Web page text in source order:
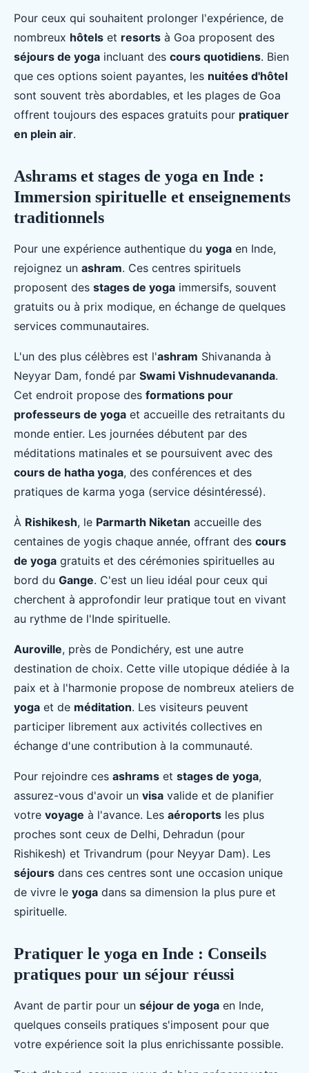
Pour ceux qui souhaitent prolonger l'expérience, de
nombreux hôtels et resorts à Goa proposent des
séjours de yoga incluant des cours quotidiens. Bien
que ces options soient payantes, les nuitées d'hôtel
sont souvent très abordables, et les plages de Goa
offrent toujours des espaces gratuits pour pratiquer
en plein air.
Ashrams et stages de yoga en Inde :
Immersion spirituelle et enseignements
traditionnels
Pour une expérience authentique du yoga en Inde,
rejoignez un ashram. Ces centres spirituels
proposent des stages de yoga immersifs, souvent
gratuits ou à prix modique, en échange de quelques
services communautaires.
L'un des plus célèbres est l'ashram Shivananda à
Neyyar Dam, fondé par Swami Vishnudevananda.
Cet endroit propose des formations pour
professeurs de yoga et accueille des retraitants du
monde entier. Les journées débutent par des
méditations matinales et se poursuivent avec des
cours de hatha yoga, des conférences et des
pratiques de karma yoga (service désintéressé).
À Rishikesh, le Parmarth Niketan accueille des
centaines de yogis chaque année, offrant des cours
de yoga gratuits et des cérémonies spirituelles au
bord du Gange. C'est un lieu idéal pour ceux qui
cherchent à approfondir leur pratique tout en vivant
au rythme de l'Inde spirituelle.
Auroville, près de Pondichéry, est une autre
destination de choix. Cette ville utopique dédiée à la
paix et à l'harmonie propose de nombreux ateliers de
yoga et de méditation. Les visiteurs peuvent
participer librement aux activités collectives en
échange d'une contribution à la communauté.
Pour rejoindre ces ashrams et stages de yoga,
assurez-vous d'avoir un visa valide et de planifier
votre voyage à l'avance. Les aéroports les plus
proches sont ceux de Delhi, Dehradun (pour
Rishikesh) et Trivandrum (pour Neyyar Dam). Les
séjours dans ces centres sont une occasion unique
de vivre le yoga dans sa dimension la plus pure et
spirituelle.
Pratiquer le yoga en Inde : Conseils
pratiques pour un séjour réussi
Avant de partir pour un séjour de yoga en Inde,
quelques conseils pratiques s'imposent pour que
votre expérience soit la plus enrichissante possible.